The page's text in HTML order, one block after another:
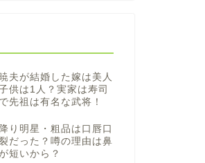
夫が結婚した嫁は美人
供は1人？実家は寿司
先祖は有名な武将！
り明星・粗品は口唇口
だった？噂の理由は鼻
短いから？